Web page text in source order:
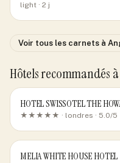
light · 2 j
Voir tous les carnets à
Hôtels recommandés
HOTEL SWISSOTEL THE
★★★★★ · londres · 5.0/5
MELIA WHITE HOUSE HOTEL